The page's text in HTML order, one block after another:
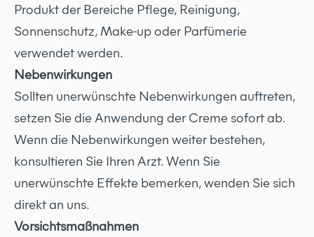
Produkt der Bereiche Pflege, Reinigung,
Sonnenschutz, Make-up oder Parfümerie
verwendet werden.
Nebenwirkungen
Sollten unerwünschte Nebenwirkungen auftreten,
setzen Sie die Anwendung der Creme sofort ab.
Wenn die Nebenwirkungen weiter bestehen,
konsultieren Sie Ihren Arzt. Wenn Sie
unerwünschte Effekte bemerken, wenden Sie sich
direkt an uns.
Vorsichtsmaßnahmen